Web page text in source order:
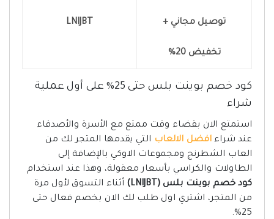
توصيل مجاني +
تخفيض 20%
LNIJBT
كود خصم بوينت بلس حتى 25% على أول عملية
شراء
استمتع الان بقضاء وقت ممتع مع الأسرة والأصدقاء
عند شراء افضل الالعاب التي يقدمها المتجر لك من
العاب الشطرنج ومجموعات الاوكي بالإضافة إلى
الطاولات والكراسي بأسعار معقولة، وهذا عند استخدام
كود خصم بوينت بلس (LNIJBT)
أثناء التسوق لأول مرة
من المتجر، اشتري اول طلب لك الان بخصم فعال حتى
25%.